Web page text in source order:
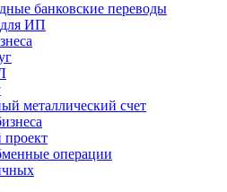
банковские переводы
для ИП
металлический счет
проект
операции